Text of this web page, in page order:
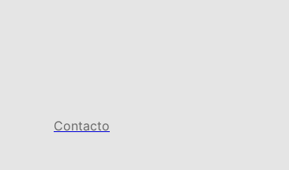
Contacto